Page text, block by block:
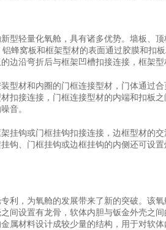
型轻量化氧舱，具有诸多优势。墙板、
蜂窝板和框架型材的表面通过胶膜和扣
边沿弯折后与框架凹槽扣接连接，框架型
型材和内圈的门框连接型材，门体通过
扣接连接，门框连接型材的内端和扣板
音。
挂钩或门框挂钩扣接连接，边框型材的
钩、门框挂钩或边框挂钩的内侧还可设
利，为氧舱的发展带来了新的突破。该
间设置有龙骨，软体内胆与钣金外壳之
属材料设计成较少量的结构，用于对软